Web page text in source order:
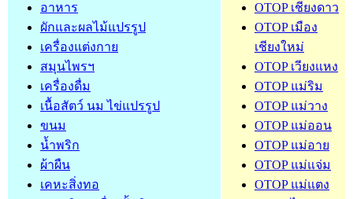
OTOP เชียงดาว
OTOP เมือง
เชียงใหม่
OTOP เวียงแหง
OTOP แม่ริม
OTOP แม่วาง
OTOP แม่ออน
OTOP แม่อาย
OTOP แม่แจ่ม
OTOP แม่แตง
อาหาร
ผักและผลไม้แปรรูป
เครื่องแต่งกาย
สมุนไพรฯ
เครื่องดื่ม
เนื้อสัตว์ นม ไข่แปรรูป
ขนม
น้ำพริก
ผ้าผืน
เคหะสิ่งทอ